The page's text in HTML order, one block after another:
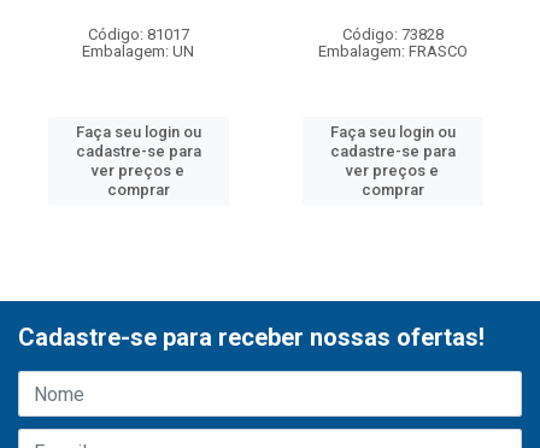
Código: 81017
Embalagem: UN
Faça seu login ou
cadastre-se para
ver preços e
comprar
Código: 73828
Embalagem: FRASCO
Faça seu login ou
cadastre-se para
ver preços e
comprar
Cadastre-se para receber nossas ofertas!